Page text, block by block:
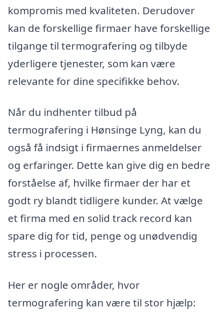
kompromis med kvaliteten. Derudover
kan de forskellige firmaer have forskellige
tilgange til termografering og tilbyde
yderligere tjenester, som kan være
relevante for dine specifikke behov.
Når du indhenter tilbud på
termografering i Hønsinge Lyng, kan du
også få indsigt i firmaernes anmeldelser
og erfaringer. Dette kan give dig en bedre
forståelse af, hvilke firmaer der har et
godt ry blandt tidligere kunder. At vælge
et firma med en solid track record kan
spare dig for tid, penge og unødvendig
stress i processen.
Her er nogle områder, hvor
termografering kan være til stor hjælp: